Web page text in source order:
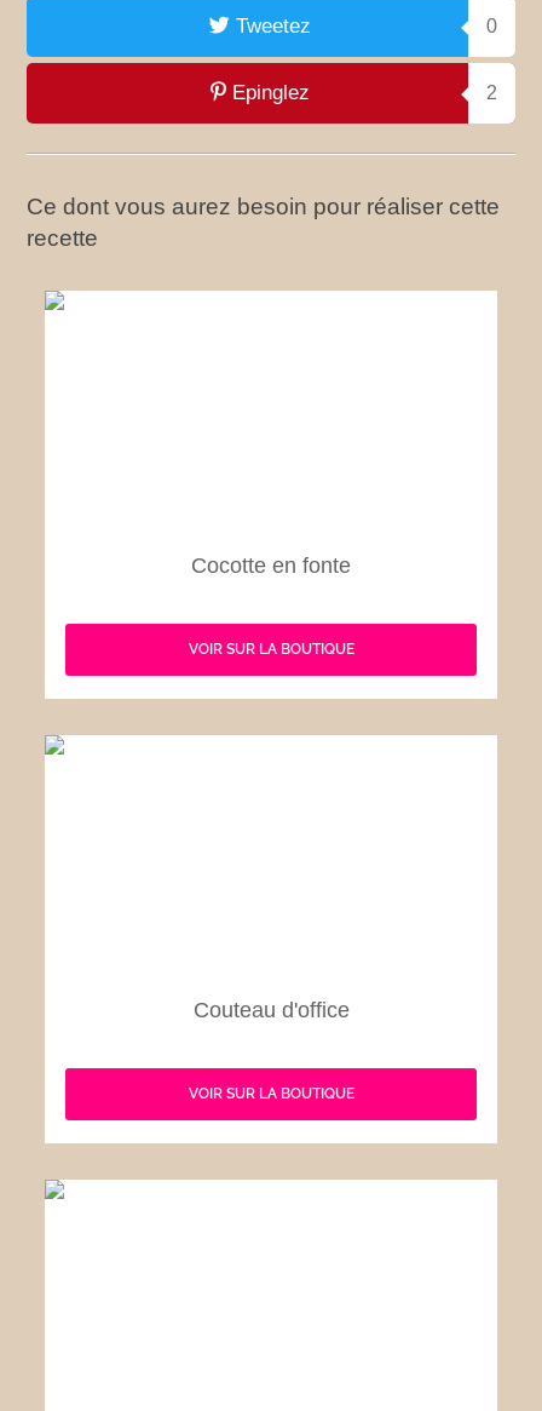
Tweetez 0
Epinglez 2
Ce dont vous aurez besoin pour réaliser cette
recette
Cocotte en fonte
VOIR SUR LA BOUTIQUE
Couteau d'office
VOIR SUR LA BOUTIQUE